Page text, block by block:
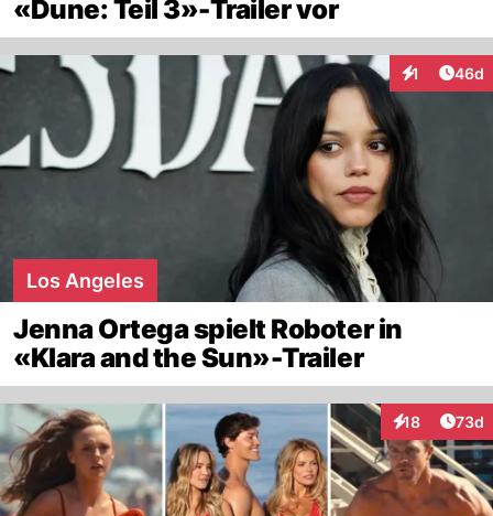
«Dune: Teil 3»-Trailer vor
1
Interaktionen
46d
Los Angeles
Jenna Ortega spielt Roboter in
«Klara and the Sun»-Trailer
18
Interaktionen
73d